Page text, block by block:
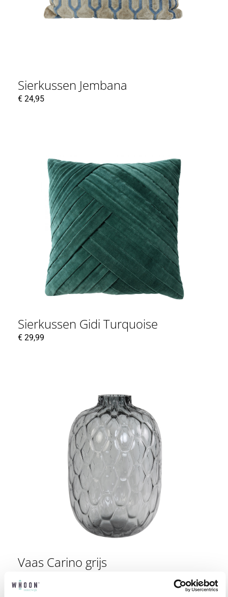
Sierkussen Jembana
€ 24,95
Sierkussen Gidi Turquoise
€ 29,99
Vaas Carino grijs